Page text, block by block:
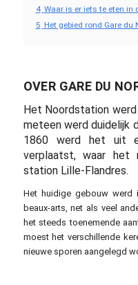
4 Waar is er iets te eten in
5 Het gebied rond Gare du
OVER GARE DU
Het Noordstation
meteen werd duidelijk
1860 werd het uit
verplaatst, waar
station Lille-Flandres.
Het huidige gebouw
beaux-arts, net als veel
het steeds toenemende
moest het verschillende
nieuwe sporen aangelegd